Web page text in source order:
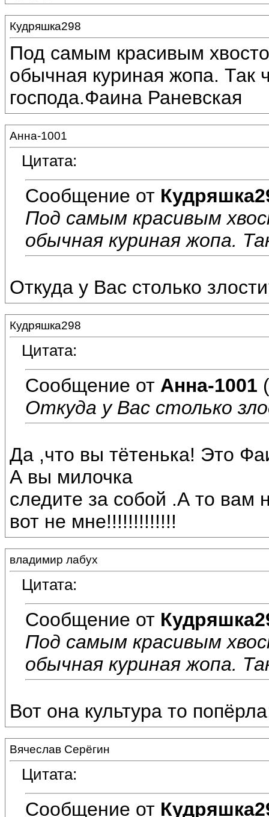
Кудряшка298
Под самым красивым
обычная куриная жопа.
господа.Фаина Раневская
Анна-1001
Цитата:
Сообщение от
Под самым красивым
обычная куриная жопа.
Откуда у Вас столько
Кудряшка298
Цитата:
Сообщение от Анна-1001
Откуда у Вас столько
Да ,что вы тётенька! Это
А вы милочка
следите за собой .А то вам
вот не мне!!!!!!!!!!!!!
владимир лабух
Цитата:
Сообщение от
Под самым красивым
обычная куриная жопа.
Вот она культура то
Вячеслав Серёгин
Цитата:
Сообщение от